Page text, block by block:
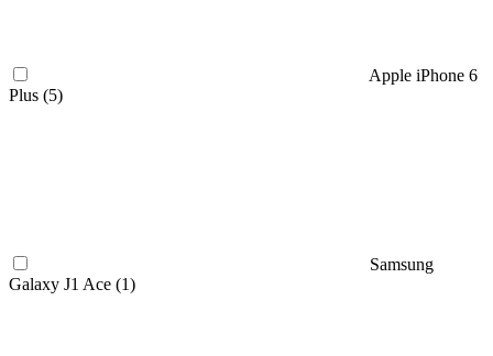
Apple iPhone 6
Plus (5)
Samsung
Galaxy J1 Ace (1)